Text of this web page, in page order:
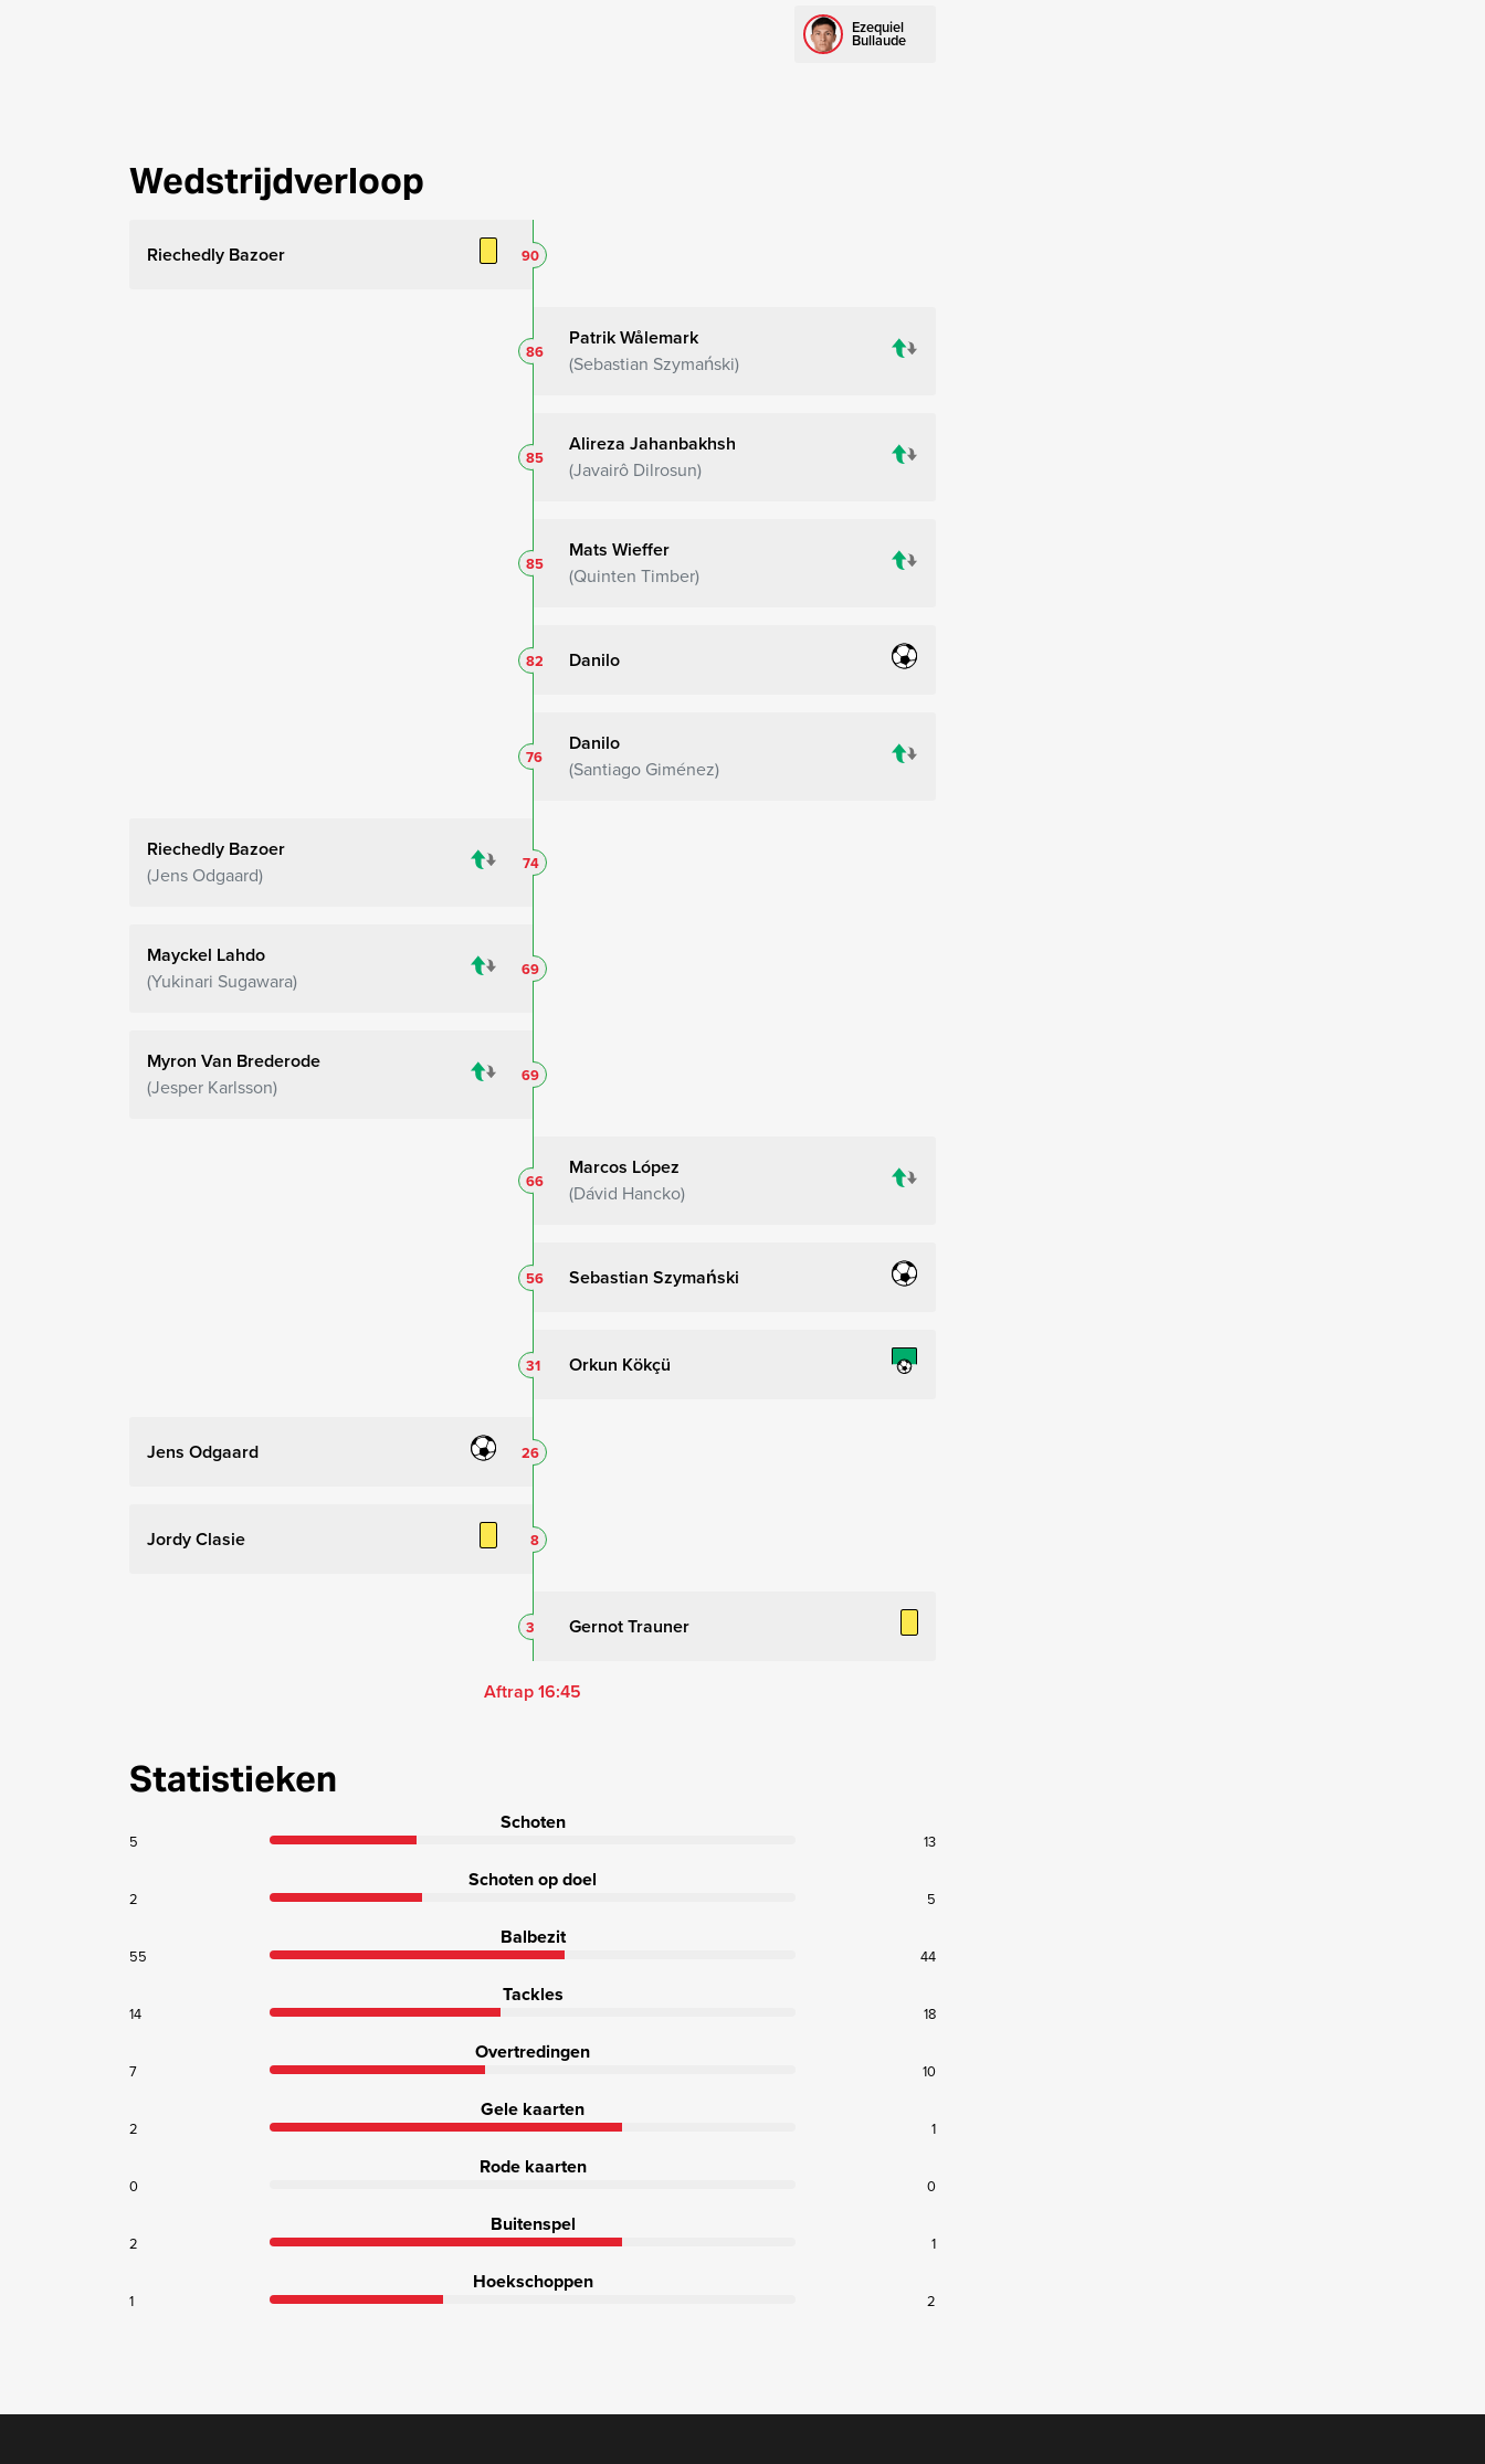
Ezequiel
Bullaude
Wedstrijdverloop
Riechedly Bazoer 90
Patrik Wålemark
Sebastian Szymański
86
Alireza Jahanbakhsh
Javairô Dilrosun
85
Mats Wieffer
Quinten Timber
85
Danilo
82
Danilo
Santiago Giménez
76
Riechedly Bazoer
Jens Odgaard
74
Mayckel Lahdo
Yukinari Sugawara
69
Myron Van Brederode
Jesper Karlsson
69
Marcos López
Dávid Hancko
66
Sebastian Szymański
56
Orkun Kökçü
31
Jens Odgaard 26
Jordy Clasie 8
Gernot Trauner
3
Aftrap 16:45
Statistieken
Schoten
5 13
Schoten op doel
2 5
Balbezit
55 44
Tackles
14 18
Overtredingen
7 10
Gele kaarten
2 1
Rode kaarten
0 0
Buitenspel
2 1
Hoekschoppen
1 2